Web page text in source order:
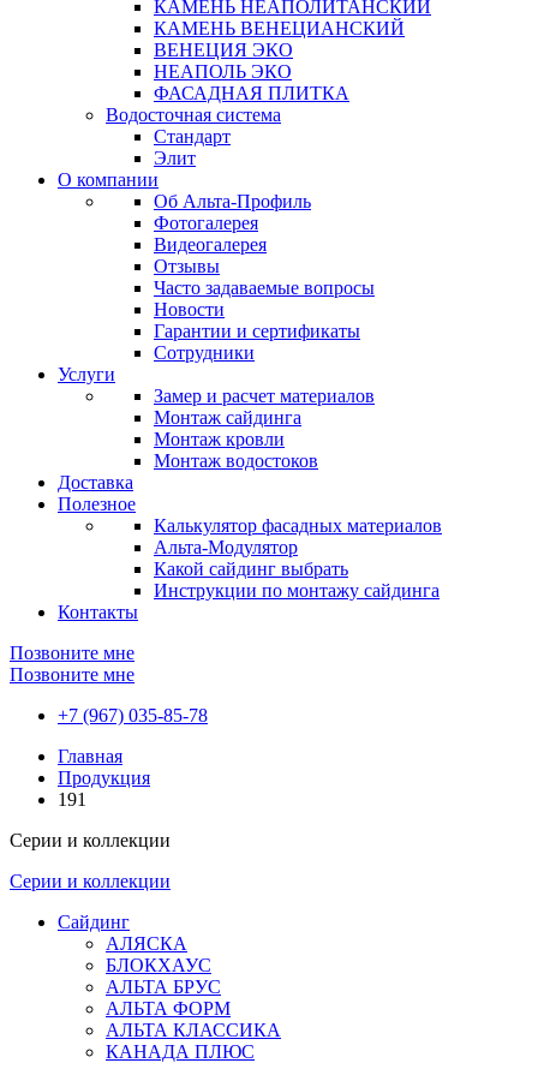
КАМЕНЬ НЕАПОЛИТАНСКИЙ
КАМЕНЬ ВЕНЕЦИАНСКИЙ
ВЕНЕЦИЯ ЭКО
НЕАПОЛЬ ЭКО
ФАСАДНАЯ ПЛИТКА
Водосточная система
Стандарт
Элит
О компании
Об Альта-Профиль
Фотогалерея
Видеогалерея
Отзывы
Часто задаваемые вопросы
Новости
Гарантии и сертификаты
Сотрудники
Услуги
Замер и расчет материалов
Монтаж сайдинга
Монтаж кровли
Монтаж водостоков
Доставка
Полезное
Калькулятор фасадных материалов
Альта-Модулятор
Какой сайдинг выбрать
Инструкции по монтажу сайдинга
Контакты
Позвоните мне
Позвоните мне
+7 (967) 035-85-78
Главная
Продукция
191
Серии и коллекции
Серии и коллекции
Сайдинг
АЛЯСКА
БЛОКХАУС
АЛЬТА БРУС
АЛЬТА ФОРМ
АЛЬТА КЛАССИКА
КАНАДА ПЛЮС